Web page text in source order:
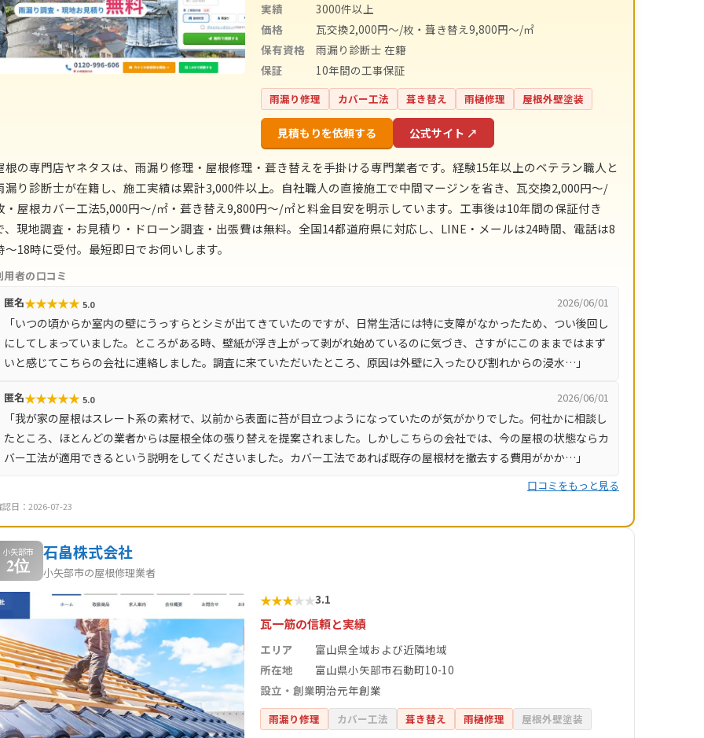
実績
3000件以上
価格
瓦交換2,000円〜/枚・葺き替え9,800円〜/㎡
保有資格
雨漏り診断士 在籍
保証
10年間の工事保証
雨漏り修理 カバー工法 葺き替え 雨樋修理 屋根外壁塗装
見積もりを依頼する 公式サイト ↗
根の専門店ヤネタスは、雨漏り修理・屋根修理・葺き替えを手掛ける専門業者です。経験15年以上のベテラン職人と
漏り診断士が在籍し、施工実績は累計3,000件以上。自社職人の直接施工で中間マージンを省き、瓦交換2,000円〜/
・屋根カバー工法5,000円〜/㎡・葺き替え9,800円〜/㎡と料金目安を明示しています。工事後は10年間の保証付き
、現地調査・お見積り・ドローン調査・出張費は無料。全国14都道府県に対応し、LINE・メールは24時間、電話は8
〜18時に受付。最短即日でお伺いします。
用者の口コミ
匿名★★★★★ 5.0 2026/06/01
「いつの頃からか室内の壁にうっすらとシミが出てきていたのですが、日常生活には特に支障がなかったため、つい後回し
にしてしまっていました。ところがある時、壁紙が浮き上がって剥がれ始めているのに気づき、さすがにこのままではまず
いと感じてこちらの会社に連絡しました。調査に来ていただいたところ、原因は外壁に入ったひび割れからの浸水…」
匿名★★★★★ 5.0 2026/06/01
「我が家の屋根はスレート系の素材で、以前から表面に苔が目立つようになっていたのが気がかりでした。何社かに相談し
たところ、ほとんどの業者からは屋根全体の張り替えを提案されました。しかしこちらの会社では、今の屋根の状態ならカ
バー工法が適用できるという説明をしてくださいました。カバー工法であれば既存の屋根材を撤去する費用がかか…」
口コミをもっと見る
認日：2026-07-23
小矢部市
2位
石畠株式会社
小矢部市の屋根修理業者
★★★★★3.1
瓦一筋の信頼と実績
エリア
富山県全域および近隣地域
所在地
富山県小矢部市石動町10-10
設立・創業明治元年創業
雨漏り修理 カバー工法 葺き替え 雨樋修理 屋根外壁塗装